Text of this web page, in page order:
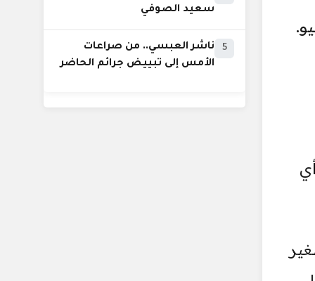
سعيد الصوفي
5
ناشر العبسي.. من صراعات
الأمس إلى تبييض جرائم الحاضر